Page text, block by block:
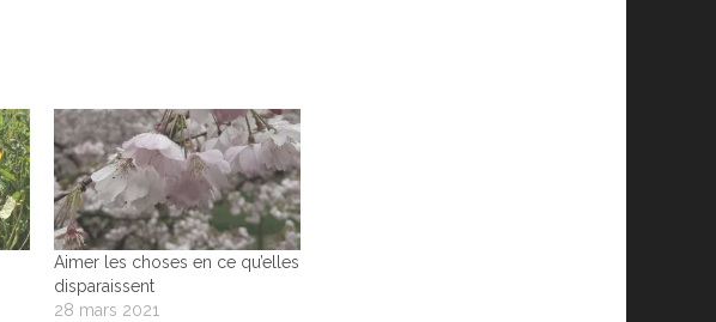
Aimer les choses en ce qu’elles
disparaissent
28 mars 2021